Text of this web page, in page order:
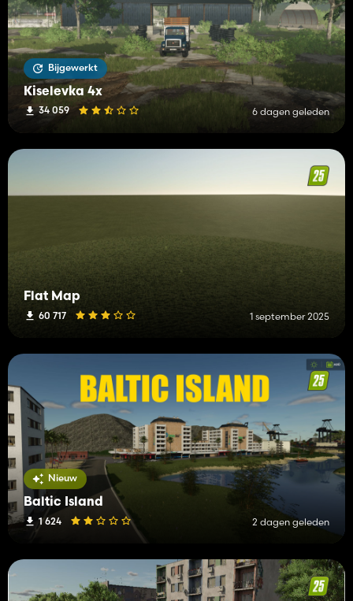
Bijgewerkt
Kiselevka 4x
34 059 6 dagen geleden
Flat Map
60 717 1 september 2025
Nieuw
Baltic Island
1 624 2 dagen geleden